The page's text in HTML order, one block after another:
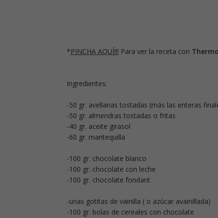
*PINCHA AQUÍ!!! Para ver la receta con
Ingredientes:
-50 gr. avellanas tostadas (más las enteras
-50 gr. almendras tostadas o fritas
-40 gr. aceite girasol
-60 gr. mantequilla
-100 gr. chocolate blanco
-100 gr. chocolate con leche
-100 gr. chocolate fondant
-unas gotitas de vainilla ( o azúcar avainillada)
-100 gr. bolas de cereales con chocolate